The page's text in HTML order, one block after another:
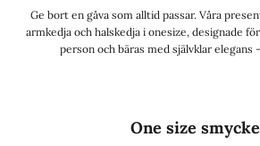
Ge bort en gåva som alltid passar. Våra
armkedja och halskedja i onesize, designade
person och bäras med självklar elegans
One size